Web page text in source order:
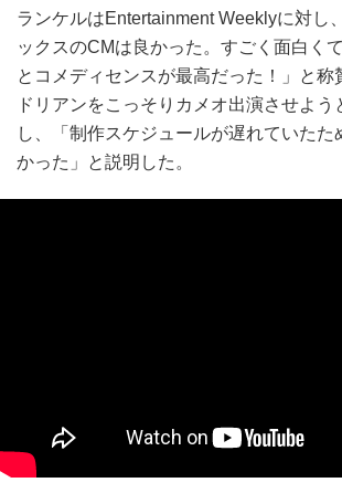
ランケルはEntertainment Weeklyに対し
ックスのCMは良かった。すごく面白く
とコメディセンスが最高だった！」と称
ドリアンをこっそりカメオ出演させよう
し、「制作スケジュールが遅れていたた
かった」と説明した。